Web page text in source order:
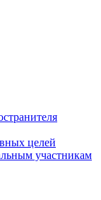
целей
участникам